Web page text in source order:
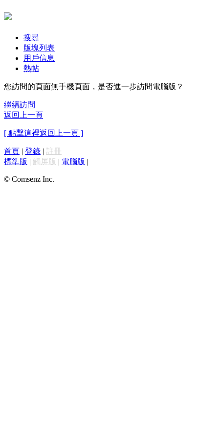
搜尋
版塊列表
用戶信息
熱帖
您訪問的頁面無手機頁面，是否進一步訪問電腦版？
繼續訪問
返回上一頁
[ 點擊這裡返回上一頁 ]
首頁 | 登錄 | 註冊
標準版 | 觸屏版 | 電腦版 |
© Comsenz Inc.